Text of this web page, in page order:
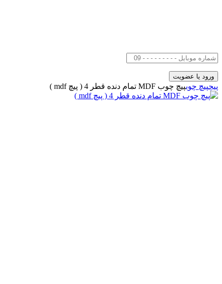
پیچپیچ چوبپیچ چوب MDF تمام دنده قطر 4 ( پیچ mdf )